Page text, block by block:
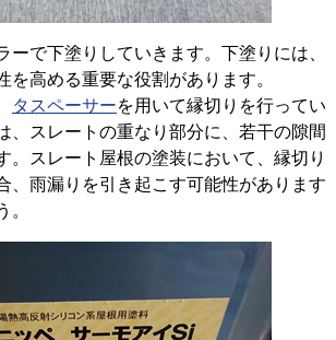
で下塗りしていきます。下塗りには、
を高める重要な役割があります。
タスペーサーを用いて縁切りを行ってい
、スレートの重なり部分に、若干の隙間
。スレート屋根の塗装において、縁切り
、雨漏りを引き起こす可能性があります
。